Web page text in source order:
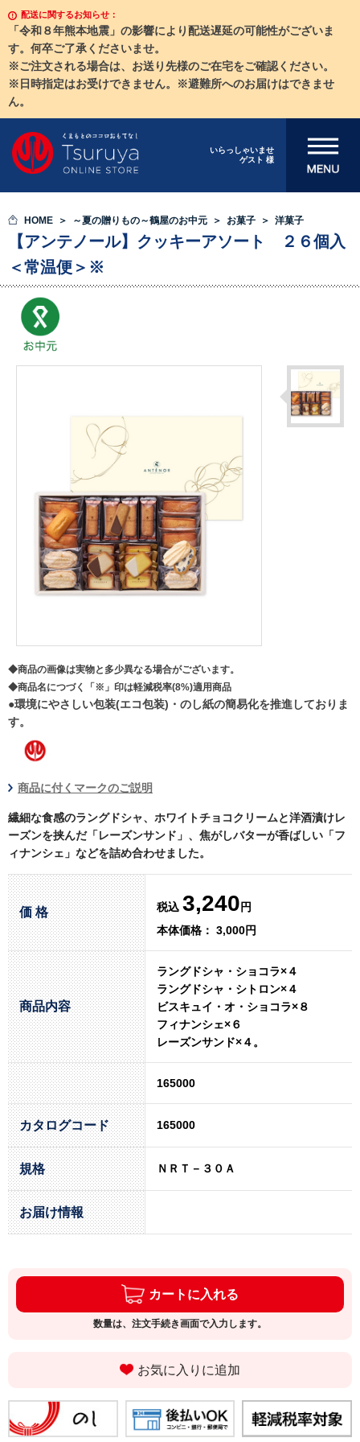
配送に関するお知らせ：
「令和８年熊本地震」の影響により配送遅延の可能性がございま
す。何卒ご了承くださいませ。
※ご注文される場合は、お送り先様のご在宅をご確認ください。
※日時指定はお受けできません。※避難所へのお届けはできませ
ん。
いらっしゃいませ
ゲスト 様
メニューを開
HOME ～夏の贈りもの～鶴屋のお中元 お菓子 洋菓子
【アンテノール】クッキーアソート ２６個入
＜常温便＞※
◆商品の画像は実物と多少異なる場合がございます。
◆商品名につづく「※」印は軽減税率(8%)適用商品
●環境にやさしい包装(エコ包装)・のし紙の簡易化を推進しておりま
す。
商品に付くマークのご説明
繊細な食感のラングドシャ、ホワイトチョコクリームと洋酒漬けレ
ーズンを挟んだ「レーズンサンド」、焦がしバターが香ばしい「フ
ィナンシェ」などを詰め合わせました。
価 格 税込 3,240 円
本体価格： 3,000円
商品内容
ラングドシャ・ショコラ×４
ラングドシャ・シトロン×４
ビスキュイ・オ・ショコラ×８
フィナンシェ×６
レーズンサンド×４。
165000
カタログコード 165000
規格 ＮＲＴ－３０Ａ
お届け情報
カートに入れる
数量は、注文手続き画面で入力します。
お気に入りに追加